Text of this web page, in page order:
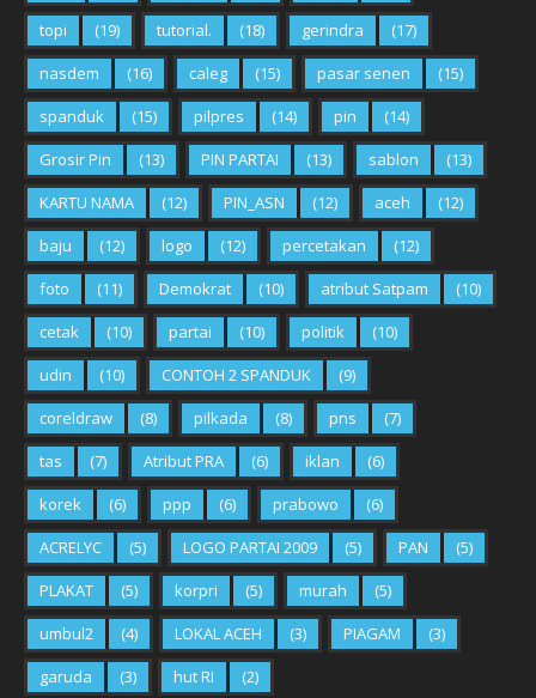
topi
(19) tutorial. (18) gerindra
(17)
nasdem
(16) caleg (15) pasar senen
(15)
spanduk
(15) pilpres (14) pin
(14)
Grosir Pin
(13) PIN PARTAI (13) sablon
(13)
KARTU NAMA
(12) PIN_ASN (12) aceh
(12)
baju
(12) logo (12) percetakan
(12)
foto
(11) Demokrat (10) atribut Satpam
(10)
cetak
(10) partai (10) politik
(10)
udin
(10) CONTOH 2 SPANDUK
(9)
coreldraw
(8) pilkada (8) pns
(7)
tas
(7) Atribut PRA (6) iklan
(6)
korek
(6) ppp (6) prabowo
(6)
ACRELYC
(5) LOGO PARTAI 2009 (5) PAN
(5)
PLAKAT
(5) korpri (5) murah
(5)
umbul2
(4) LOKAL ACEH (3) PIAGAM
(3)
garuda
(3) hut RI (2)